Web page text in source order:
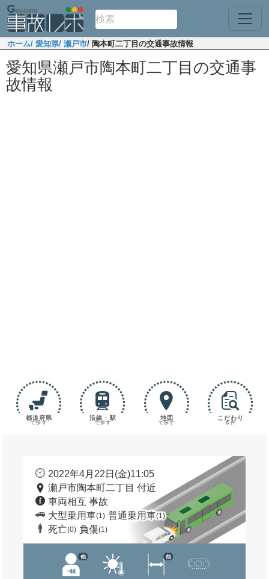
ホーム/ 愛知県/ 瀬戸市/ 陶本町二丁目の交通事故情報
愛知県瀬戸市陶本町二丁目の交通事
故情報
都道府県
で探す
沿線・駅
で探す
地図
で探す
こだわり
条件
2022年4月22日(金)11:05
瀬戸市陶本町二丁目 付近
車両相互 事故
大型乗用車(1) 普通乗用車(1)
死亡(0) 負傷(1)
他 他